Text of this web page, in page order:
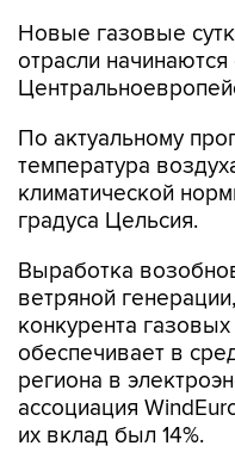
Новые газовые
отрасли
По актуальному
температура
климатической
градуса Цельсия.
Выработка
ветряной
конкурента
обеспечивает в
региона в
ассоциация
их вклад был 14%.